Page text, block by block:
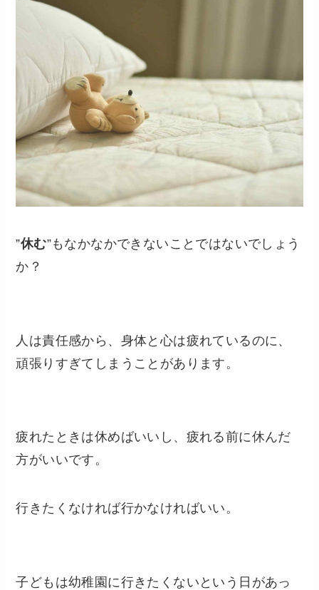
”休む”もなかなかできないことではないでしょう
か？
人は責任感から、身体と心は疲れているのに、
頑張りすぎてしまうことがあります。
疲れたときは休めばいいし、疲れる前に休んだ
方がいいです。
行きたくなければ行かなければいい。
子どもは幼稚園に行きたくないという日があっ